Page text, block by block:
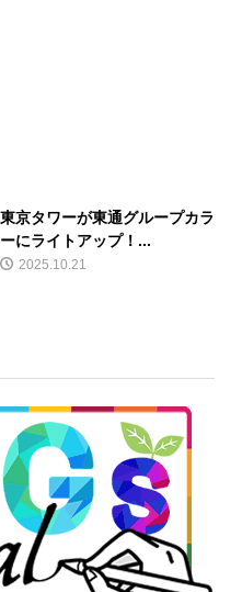
東京タワーが東通グループカラ
ーにライトアップ！...
2025.10.21